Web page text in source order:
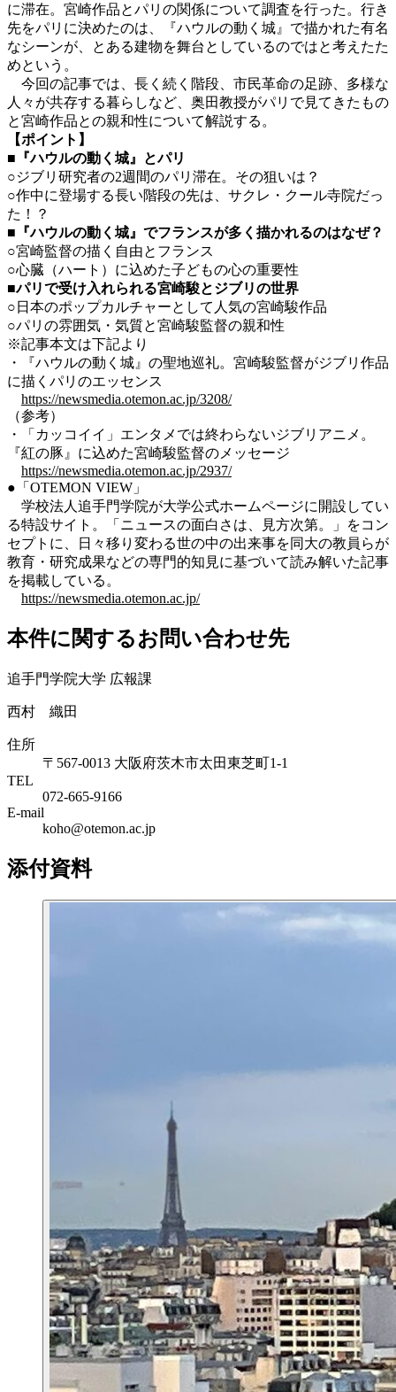
に滞在。宮崎作品とパリの関係について調査を行った。行き
先をパリに決めたのは、『ハウルの動く城』で描かれた有名
なシーンが、とある建物を舞台としているのではと考えたた
めという。
今回の記事では、長く続く階段、市民革命の足跡、多様な
人々が共存する暮らしなど、奥田教授がパリで見てきたもの
と宮崎作品との親和性について解説する。
【ポイント】
■ 『ハウルの動く城』とパリ
○ジブリ研究者の2週間のパリ滞在。その狙いは？
○作中に登場する長い階段の先は、サクレ・クール寺院だっ
た！？
■ 『ハウルの動く城』でフランスが多く描かれるのはなぜ？
○宮崎監督の描く自由とフランス
○心臓（ハート）に込めた子どもの心の重要性
■パリで受け入れられる宮崎駿とジブリの世界
○日本のポップカルチャーとして人気の宮崎駿作品
○パリの雰囲気・気質と宮崎駿監督の親和性
※記事本文は下記より
・『ハウルの動く城』の聖地巡礼。宮崎駿監督がジブリ作品
に描くパリのエッセンス
https://newsmedia.otemon.ac.jp/3208/
（参考）
・「カッコイイ」エンタメでは終わらないジブリアニメ。
『紅の豚』に込めた宮崎駿監督のメッセージ
https://newsmedia.otemon.ac.jp/2937/
●「OTEMON VIEW」
学校法人追手門学院が大学公式ホームページに開設してい
る特設サイト。「ニュースの面白さは、見方次第。」をコン
セプトに、日々移り変わる世の中の出来事を同大の教員らが
教育・研究成果などの専門的知見に基づいて読み解いた記事
を掲載している。
https://newsmedia.otemon.ac.jp/
本件に関するお問い合わせ先
追手門学院大学 広報課
西村 織田
住所
〒567-0013 大阪府茨木市太田東芝町1-1
TEL
072-665-9166
E-mail
koho@otemon.ac.jp
添付資料